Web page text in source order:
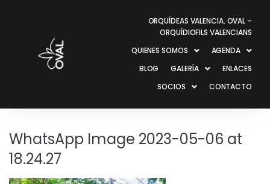
ORQUÍDEAS VALENCIA. OVAL –
ORQUÍDIOFILS VALENCIANS
QUIENES SOMOS
AGENDA
BLOG
GALERÍA
ENLACES
SOCIOS
CONTACTO
WhatsApp Image 2023-05-06 at
18.24.27